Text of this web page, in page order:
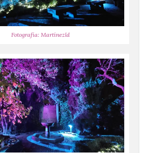
Fotografía: Martínezld